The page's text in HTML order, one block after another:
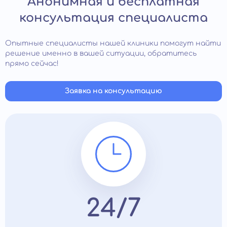
консультация специалиста
Опытные специалисты нашей клиники помогут найти
решение именно в вашей ситуации, обратитесь
прямо сейчас!
Заявка на консультацию
24/7